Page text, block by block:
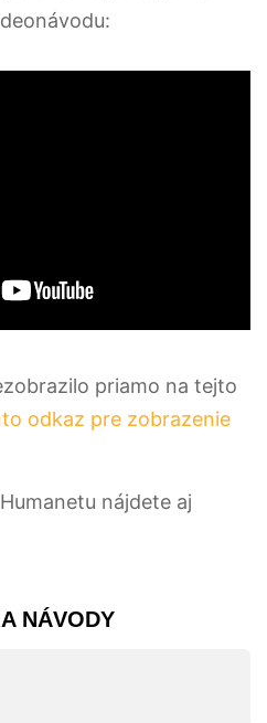
priamo na tejto
odkaz pre zobrazenie
nájdete aj
NÁVODY